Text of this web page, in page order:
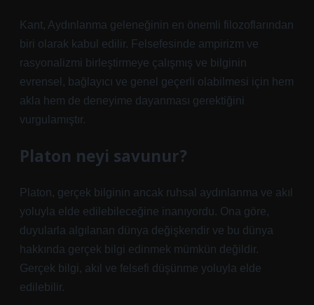
Kant, Aydınlanma geleneğinin en önemli filozoflarından
biri olarak kabul edilir. Felsefesinde ampirizm ve
rasyonalizmi birleştirmeye çalışmış ve bilginin
evrensel, bağlayıcı ve genel geçerli olabilmesi için hem
akla hem de deneyime dayanması gerektiğini
vurgulamıştır.
Platon neyi savunur?
Platon, gerçek bilginin ancak ruhsal aydınlanma ve akıl
yoluyla elde edilebileceğine inanıyordu. Ona göre,
duyularla algılanan dünya değişkendir ve bu dünya
hakkında gerçek bilgi edinmek mümkün değildir.
Gerçek bilgi, akıl ve felsefi düşünme yoluyla elde
edilebilir.